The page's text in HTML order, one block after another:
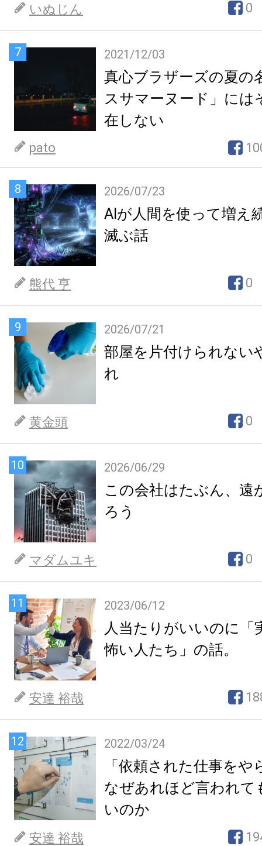
いぬじん 0
7 2021/12/03
真心ブラザーズの夏の
スサマーヌード」には
在しない
pato
8 2026/07/23
AIが人間を使って増え
滅ぶ話
熊代 亨 0
9 2026/07/21
部屋を片付けられない
れ
黄金頭 0
10 2026/06/29
この会社はたぶん、遠
ろう
マダムユキ 0
11 2023/06/12
人当たりがいいのに「
怖い人たち」の話。
安達 裕哉
12 2022/03/24
「依頼された仕事を
なぜあれほど言われて
いのか
安達 裕哉